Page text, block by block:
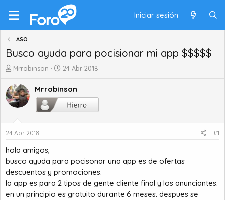
Iniciar sesión
ASO
Busco ayuda para pocisionar mi app $$$$$
A
t
o
r
e
t
m
a
Mrrobinson
F
c
h
e
c
i
o
24 Abr 2018
Mrrobinson
24 Abr 2018 #1
hola amigos;
busco ayuda para pocisonar una app es de ofertas
descuentos y promociones.
la app es para 2 tipos de gente cliente final y los anunciantes.
en un principio es gratuito durante 6 meses. despues se